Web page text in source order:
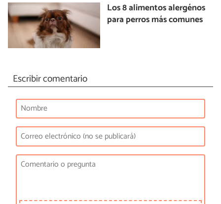
Los 8 alimentos alergénos
para perros más comunes
Escribir comentario